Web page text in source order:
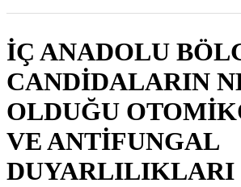
İÇ ANADOLU
CANDİDALARIN
OLDUĞU
VE ANTİFUNGAL
DUYARLILIKLARI